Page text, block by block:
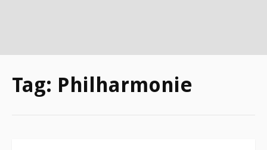
Tag: Philharmonie